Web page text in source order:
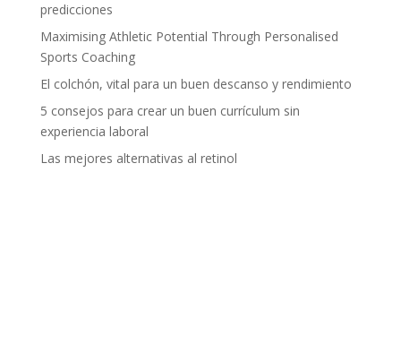
predicciones
Maximising Athletic Potential Through Personalised
Sports Coaching
El colchón, vital para un buen descanso y rendimiento
5 consejos para crear un buen currículum sin
experiencia laboral
Las mejores alternativas al retinol